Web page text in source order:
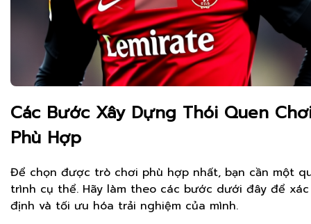
Các Bước Xây Dựng Thói Quen
Phù Hợp
Để chọn được trò chơi phù hợp nhất, bạn cần một
trình cụ thể. Hãy làm theo các bước dưới đây để xác
định và tối ưu hóa trải nghiệm của mình.